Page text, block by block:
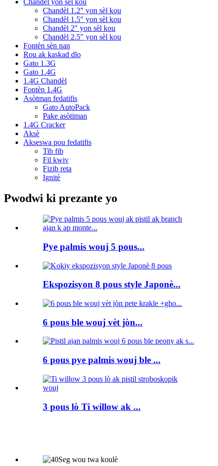
Chandèl yon sèl kou
Chandèl 1.2″ yon sèl kou
Chandèl 1.5″ yon sèl kou
Chandèl 2″ yon sèl kou
Chandèl 2.5″ yon sèl kou
Fontèn sèn nan
Rou ak kaskad dlo
Gato 1.3G
Gato 1.4G
1.4G Chandèl
Fontèn 1.4G
Asòtman fedatifis
Gato AutoPack
Pake asòtiman
1.4G Cracker
Aksè
Akseswa pou fedatifis
Tib fib
Fil kwiv
Fizib reta
Ignitè
Pwodwi ki prezante yo
Pye palmis wouj 5 pous...
Ekspozisyon 8 pous style Japonè...
6 pous ble wouj vèt jòn...
6 pous pye palmis wouj ble ...
3 pous lò Ti willow ak ...